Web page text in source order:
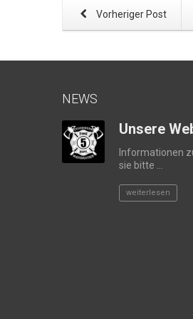
Vorheriger Post
NEWS
Unsere
Informationen
sie bitte ...
weiterlesen